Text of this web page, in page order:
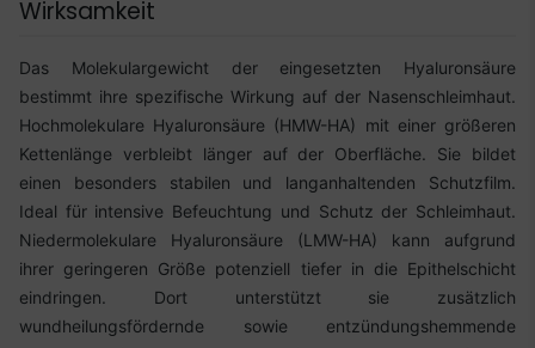
Wirksamkeit
Das Molekulargewicht der eingesetzten Hyaluronsäure
bestimmt ihre spezifische Wirkung auf der Nasenschleimhaut.
Hochmolekulare Hyaluronsäure (HMW-HA) mit einer größeren
Kettenlänge verbleibt länger auf der Oberfläche. Sie bildet
einen besonders stabilen und langanhaltenden Schutzfilm.
Ideal für intensive Befeuchtung und Schutz der Schleimhaut.
Niedermolekulare Hyaluronsäure (LMW-HA) kann aufgrund
ihrer geringeren Größe potenziell tiefer in die Epithelschicht
eindringen. Dort unterstützt sie zusätzlich
wundheilungsfördernde sowie entzündungshemmende